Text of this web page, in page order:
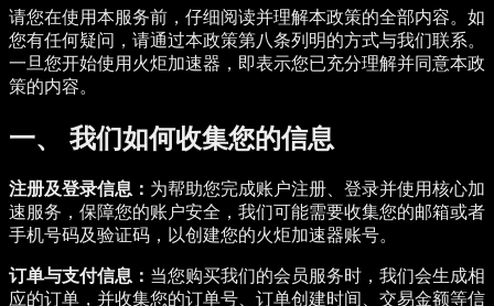
请您在使用本服务前，仔细阅读并理解本政策的全部内容。如
您有任何疑问，请通过本政策第八条列明的方式与我们联系。
一旦您开始使用火炬加速器，即表示您已充分理解并同意本政
策的内容。
一、 我们如何收集您的信息
注册及登录信息： 为帮助您完成账户注册、登录并使用核心加
速服务，保障您的账户安全，我们可能需要收集您的邮箱或者
手机号码及验证码，以创建您的火炬加速器账号。
订单与支付信息： 当您购买我们的会员服务时，我们会生成相
应的订单，并收集您的订单号、订单创建时间、交易金额等信